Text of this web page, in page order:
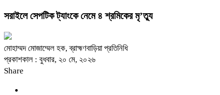
সরাইলে সেপটিক ট্যাংকে নেমে ৪ শ্রমিকের মৃ’ত্যু
মোহাম্মদ মোজাম্মেল হক, ব্রাহ্মণবাড়িয়া প্রতিনিধি
প্রকাশকাল : বুধবার, ২০ মে, ২০২৬
Share